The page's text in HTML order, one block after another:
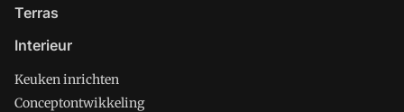
Terras
Interieur
Keuken inrichten
Conceptontwikkeling